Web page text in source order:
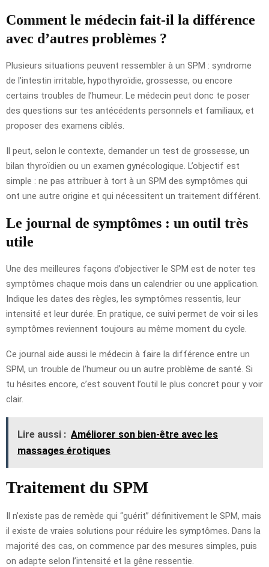
Comment le médecin fait-il la différence
avec d’autres problèmes ?
Plusieurs situations peuvent ressembler à un SPM : syndrome
de l’intestin irritable, hypothyroïdie, grossesse, ou encore
certains troubles de l’humeur. Le médecin peut donc te poser
des questions sur tes antécédents personnels et familiaux, et
proposer des examens ciblés.
Il peut, selon le contexte, demander un test de grossesse, un
bilan thyroïdien ou un examen gynécologique. L’objectif est
simple : ne pas attribuer à tort à un SPM des symptômes qui
ont une autre origine et qui nécessitent un traitement différent.
Le journal de symptômes : un outil très
utile
Une des meilleures façons d’objectiver le SPM est de noter tes
symptômes chaque mois dans un calendrier ou une application.
Indique les dates des règles, les symptômes ressentis, leur
intensité et leur durée. En pratique, ce suivi permet de voir si les
symptômes reviennent toujours au même moment du cycle.
Ce journal aide aussi le médecin à faire la différence entre un
SPM, un trouble de l’humeur ou un autre problème de santé. Si
tu hésites encore, c’est souvent l’outil le plus concret pour y voir
clair.
Lire aussi : Améliorer son bien-être avec les
massages érotiques
Traitement du SPM
Il n’existe pas de remède qui “guérit” définitivement le SPM, mais
il existe de vraies solutions pour réduire les symptômes. Dans la
majorité des cas, on commence par des mesures simples, puis
on adapte selon l’intensité et la gêne ressentie.